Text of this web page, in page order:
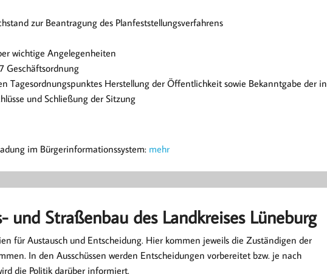
zur Beantragung des Planfeststellungsverfahrens
wichtige Angelegenheiten
Geschäftsordnung
Tagesordnungspunktes Herstellung der Öffentlichkeit sowie Bekanntgabe der in
und Schließung der Sitzung
im Bürgerinformationssystem: mehr
und Straßenbau des Landkreises Lüneburg
für Austausch und Entscheidung. Hier kommen jeweils die Zuständigen der
In den Ausschüssen werden Entscheidungen vorbereitet bzw. je nach
die Politik darüber informiert.